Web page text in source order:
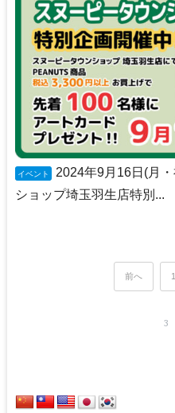
イベント
2024年9月16日(月
ショップ埼玉羽生店特別...
前へ 1
3